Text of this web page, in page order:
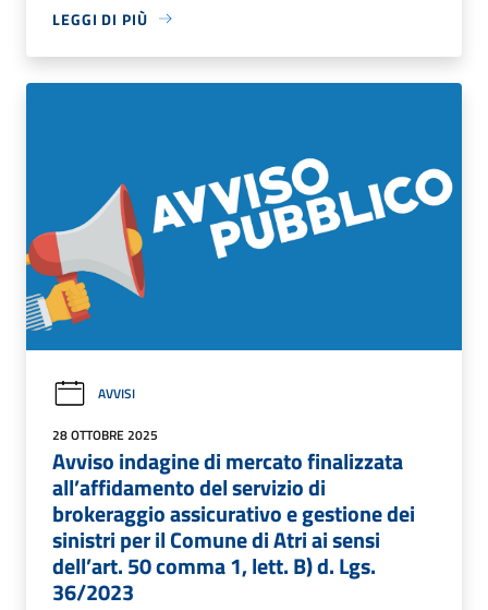
LEGGI DI PIÙ
AVVISI
28 OTTOBRE 2025
Avviso indagine di mercato finalizzata
all’affidamento del servizio di
brokeraggio assicurativo e gestione dei
sinistri per il Comune di Atri ai sensi
dell’art. 50 comma 1, lett. B) d. Lgs.
36/2023